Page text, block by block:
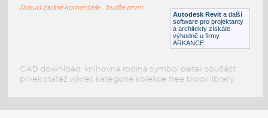
Autodesk Revit a další
software pro projektanty
a architekty získáte
výhodně u firmy
ARKANCE
Dosud žádné komentáře - buďte první
CAD download: knihovna rodina symbol detail součást
prvek stafáž výkres kategorie kolekce free block library